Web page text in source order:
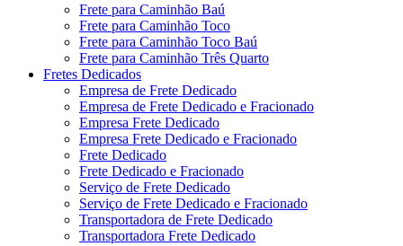
Frete para Caminhão Baú
Frete para Caminhão Toco
Frete para Caminhão Toco Baú
Frete para Caminhão Três Quarto
Fretes Dedicados
Empresa de Frete Dedicado
Empresa de Frete Dedicado e Fracionado
Empresa Frete Dedicado
Empresa Frete Dedicado e Fracionado
Frete Dedicado
Frete Dedicado e Fracionado
Serviço de Frete Dedicado
Serviço de Frete Dedicado e Fracionado
Transportadora de Frete Dedicado
Transportadora Frete Dedicado